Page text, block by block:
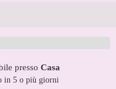
presso Casa
in 5 o più giorni